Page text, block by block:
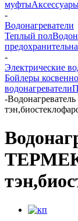
муфты
-
Водонагреватели
Теплый пол
-
Электрические
Бойлеры
водонагреватели
-